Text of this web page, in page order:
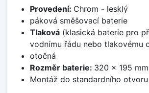
Provedení: Chrom - lesklý
páková směšovací baterie
Tlaková(klasická baterie pro
vodnímu řádu nebo tlakovému
otočná
Rozměr baterie: 320 x 195 mm
Montáž do standardního